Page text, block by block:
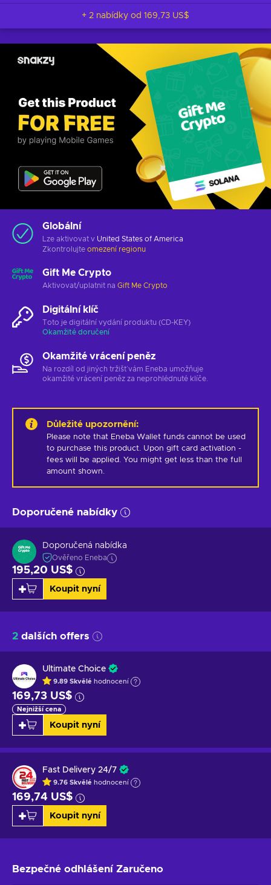
+ 2 nabídky od 169,73 US$
Globální
Lze aktivovat v United States of America
Zkontrolujte omezení regionu
Gift Me Crypto
Aktivovat/uplatnit na Gift Me Crypto
Digitální klíč
Toto je digitální vydání produktu (CD-KEY)
Okamžité doručení
Okamžité vrácení peněz
Na rozdíl od jiných tržišť vám Eneba umožňuje
okamžité vrácení peněz za neprohlédnuté klíče.
Důležité upozornění:
Please note that Eneba Wallet funds cannot be used
to purchase this product. Upon gift card activation -
fees will be applied. You might get less than the full
amount shown.
Doporučené nabídky
Doporučená nabídka
Ověřeno Eneba
195,20 US$
Koupit nyní
2 dalších offers
Ultimate Choice
9.89 Skvělé hodnocení
169,73 US$
Nejnižší cena
Koupit nyní
Fast Delivery 24/7
9.76 Skvělé hodnocení
169,74 US$
Koupit nyní
Bezpečné odhlášení Zaručeno